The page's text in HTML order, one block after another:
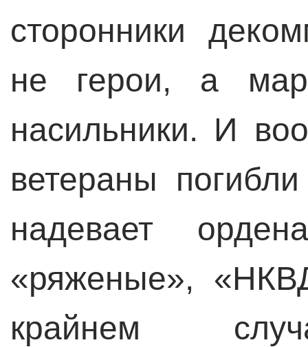
сторонники
не герои, а
насильники. И
ветераны
надевает
«ряженые»,
крайнем